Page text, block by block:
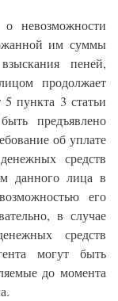
невозможности
им суммы
пеней,
продолжает
5 пункта 3 статьи
предъявлено
об уплате
средств
данного лица в
его
в случае
средств
могут быть
до момента